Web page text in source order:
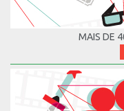
MAIS DE